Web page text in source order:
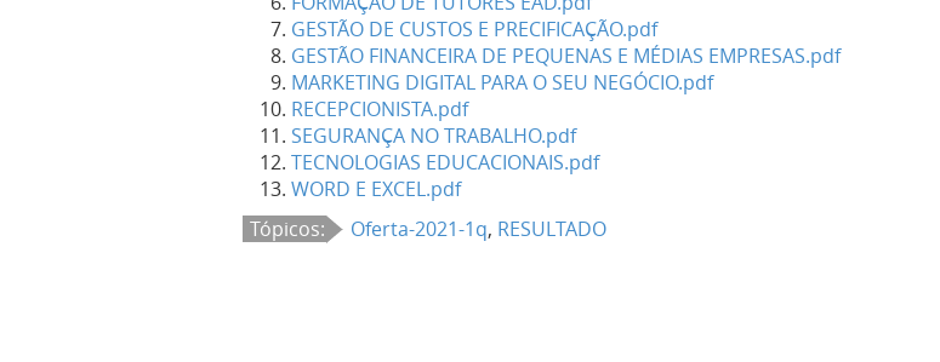
GESTÃO DE CUSTOS E PRECIFICAÇÃO.pdf
GESTÃO FINANCEIRA DE PEQUENAS E MÉDIAS EMPRESAS.pdf
MARKETING DIGITAL PARA O SEU NEGÓCIO.pdf
RECEPCIONISTA.pdf
SEGURANÇA NO TRABALHO.pdf
TECNOLOGIAS EDUCACIONAIS.pdf
WORD E EXCEL.pdf
Tópicos:
Oferta-2021-1q, RESULTADO